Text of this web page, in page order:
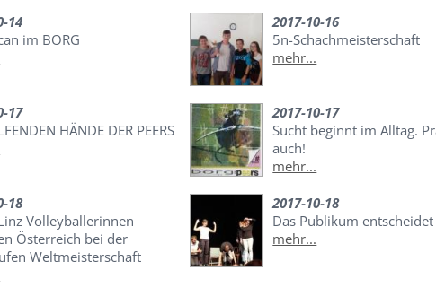
14
im BORG
2017-10-16
5n-Schachmeisterschaft
mehr...
17
HÄNDE DER PEERS
2017-10-17
Sucht beginnt im Alltag.
auch!
mehr...
18
Volleyballerinnen
Österreich bei der
Weltmeisterschaft
2017-10-18
Das Publikum entscheidet
mehr...